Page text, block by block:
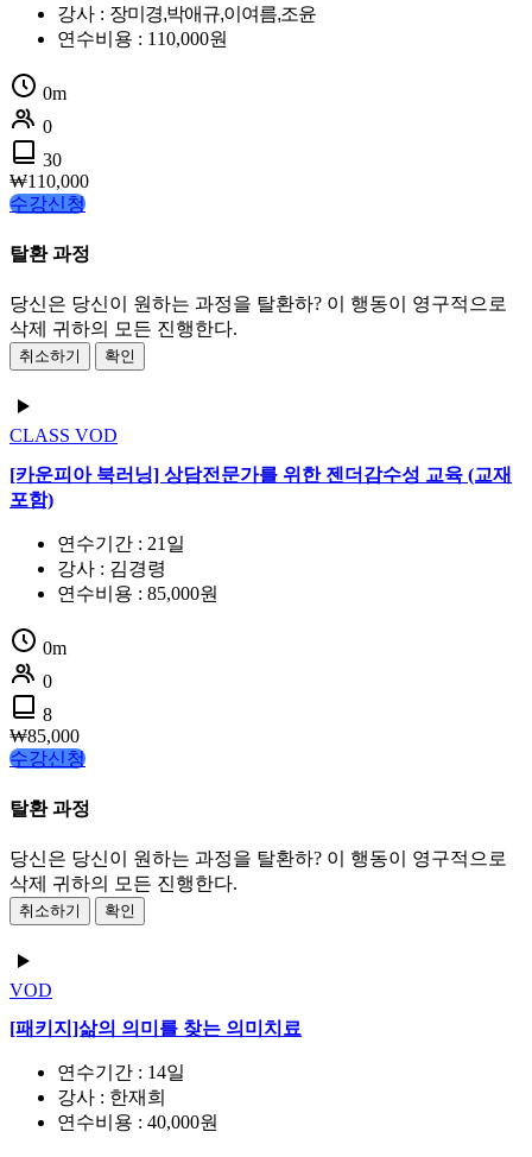
강사 : 장미경,박애규,이여름,조윤
연수비용 : 110,000원
0m
0
30
₩110,000
수강신청
탈환 과정
당신은 당신이 원하는 과정을 탈환하? 이 행동이 영구적으로
삭제 귀하의 모든 진행한다.
취소하기 확인
CLASS VOD
[카운피아 북러닝] 상담전문가를 위한 젠더감수성 교육 (교재
포함)
연수기간 : 21일
강사 : 김경령
연수비용 : 85,000원
0m
0
8
₩85,000
수강신청
탈환 과정
당신은 당신이 원하는 과정을 탈환하? 이 행동이 영구적으로
삭제 귀하의 모든 진행한다.
취소하기 확인
VOD
[패키지]삶의 의미를 찾는 의미치료
연수기간 : 14일
강사 : 한재희
연수비용 : 40,000원